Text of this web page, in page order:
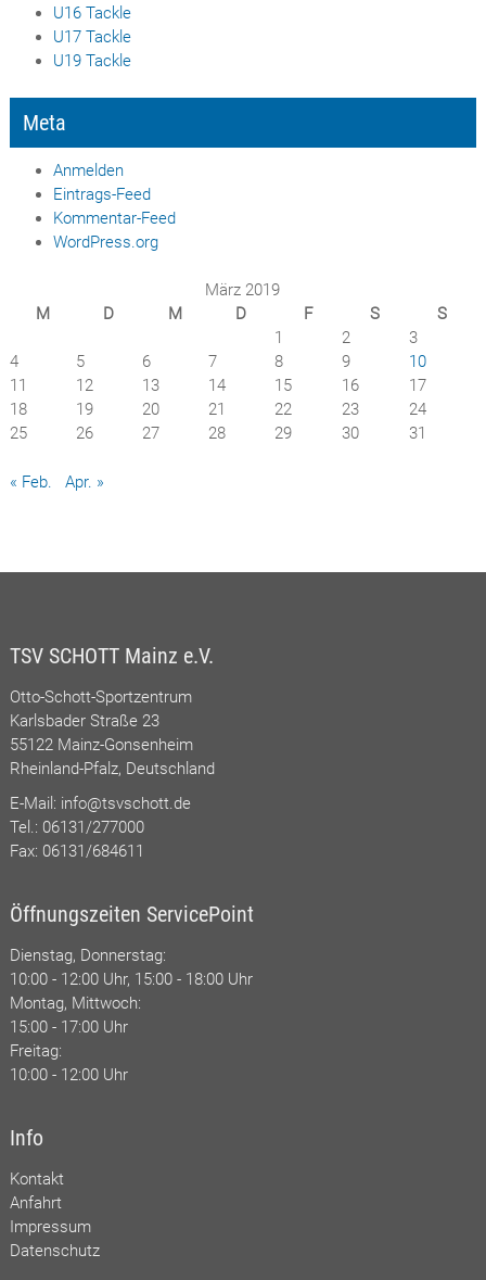
U16 Tackle
U17 Tackle
U19 Tackle
Meta
Anmelden
Eintrags-Feed
Kommentar-Feed
WordPress.org
März 2019
M
D M D F S
S
1
2
3
4
5 6 7 8 9
10
11
12 13 14 15 16
17
18
19 20 21 22 23
24
25
26 27 28 29 30 31
« Feb. Apr. »
TSV SCHOTT Mainz e.V.
Otto-Schott-Sportzentrum
Karlsbader Straße 23
55122 Mainz-Gonsenheim
Rheinland-Pfalz, Deutschland
E-Mail: info@tsvschott.de
Tel.: 06131/277000
Fax: 06131/684611
Öffnungszeiten ServicePoint
Dienstag, Donnerstag:
10:00 - 12:00 Uhr, 15:00 - 18:00 Uhr
Montag, Mittwoch:
15:00 - 17:00 Uhr
Freitag:
10:00 - 12:00 Uhr
Info
Kontakt
Anfahrt
Impressum
Datenschutz